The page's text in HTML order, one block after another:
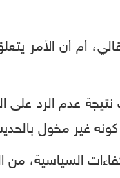
أم أن الأمر
عدم الرد على
كونه غير مخول
السياسية،